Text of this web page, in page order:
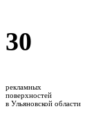
30
рекламных
поверхностей
в Ульяновской области